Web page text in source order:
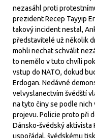
nezasáhl proti
prezident Recep Tayyip
takový incident nestal,
představitelé už několik
mohli nechat schválit
to nemělo v tuto chvíli
vstup do NATO, dokud
Erdogan. Nedávné
velvyslanectvím švédští
na tyto činy se podle nich
projevu. Policie proto při
Dánsko-švédský aktivista
uspořádal, švédskému